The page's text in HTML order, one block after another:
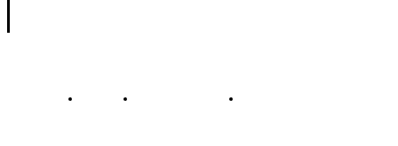
Contacto Política de cookies